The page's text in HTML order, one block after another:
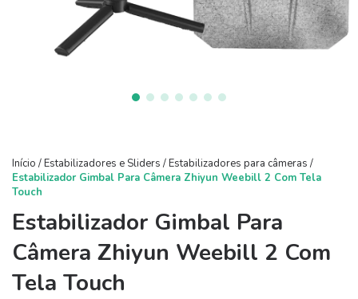
Início /Estabilizadores e Sliders /Estabilizadores para câmeras /
Estabilizador Gimbal Para Câmera Zhiyun Weebill 2 Com Tela
Touch
Estabilizador Gimbal Para
Câmera Zhiyun Weebill 2 Com
Tela Touch